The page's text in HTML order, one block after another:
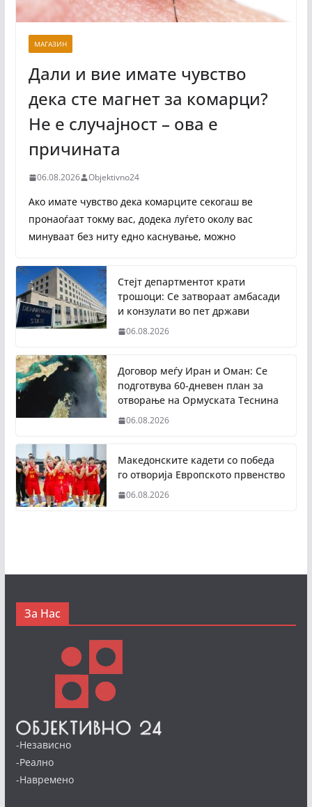
МАГАЗИН
Дали и вие имате чувство
дека сте магнет за комарци?
Не е случајност – ова е
причината
06.08.2026 Objektivno24
Ако имате чувство дека комарците секогаш ве
пронаоѓаат токму вас, додека луѓето околу вас
минуваат без ниту едно каснување, можно
Стејт департментот крати
трошоци: Се затвораат амбасади
и конзулати во пет држави
06.08.2026
Договор меѓу Иран и Оман: Се
подготвува 60-дневен план за
отворање на Ормуската Теснина
06.08.2026
Македонските кадети со победа
го отворија Европското првенство
06.08.2026
За Нас
-Независно
-Реално
-Навремено